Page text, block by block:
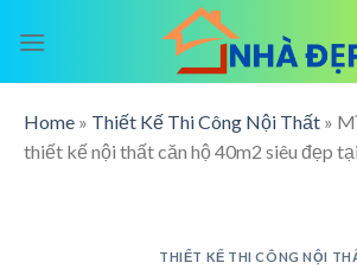
Home » Thiết Kế Thi Công Nội Thất »
thiết kế nội thất căn hộ 40m2 siêu đẹp
THIẾT KẾ THI CÔNG NỘI